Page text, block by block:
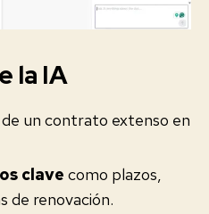
la IA
de un contrato extenso en
clave como plazos,
de renovación.